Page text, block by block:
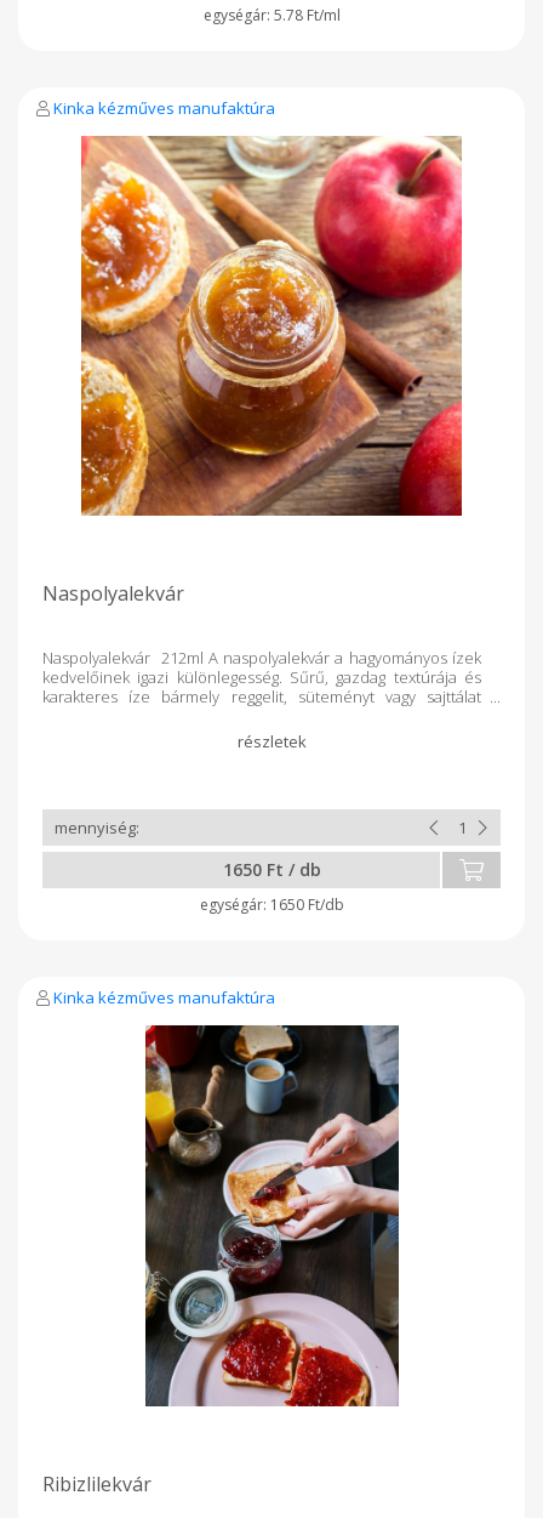
5.78 Ft/ml
Kinka kézműves manufaktúra
Naspolyalekvár
Naspolyalekvár 212ml A naspolyalekvár a hagyományos ízek
kedvelőinek igazi különlegesség. Sűrű, gazdag textúrája és
karakteres íze bármely reggelit, süteményt vagy sajttálat
Kézműves eljárással készült, adalékanyagok nélkül Gazdag
vitamin- és rostforrás Ideális pirítósra, palacsintába vagy akár
asztalodra!
1650 Ft / db
1650 Ft/db
Kinka kézműves manufaktúra
Ribizlilekvár